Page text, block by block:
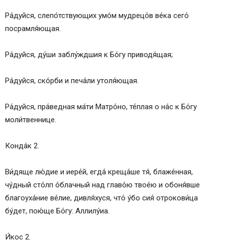
Ра́дуйся, слепо́тствующих умо́м мудрецо́в ве́ка сего́
посрамля́ющая.
Ра́дуйся, ду́ши заблу́ждшия к Бо́гу приводя́щая;
Ра́дуйся, ско́рби и печа́ли утоля́ющая.
Ра́дуйся, пра́ведная ма́ти Матро́но, те́плая о на́с к Бо́гу
моли́твеннице.
Конда́к 2.
Ви́дяще лю́дие и иере́й, егда́ креща́ше тя́, блаже́нная,
чу́дный сто́лп о́блачный над главо́ю твое́ю и обоня́вше
благоуха́ние ве́лие, дивля́хуся, что́ у́бо сия́ отрокови́ца
бу́дет, пою́ще Бо́гу: Аллилу́иа.
И́кос 2.